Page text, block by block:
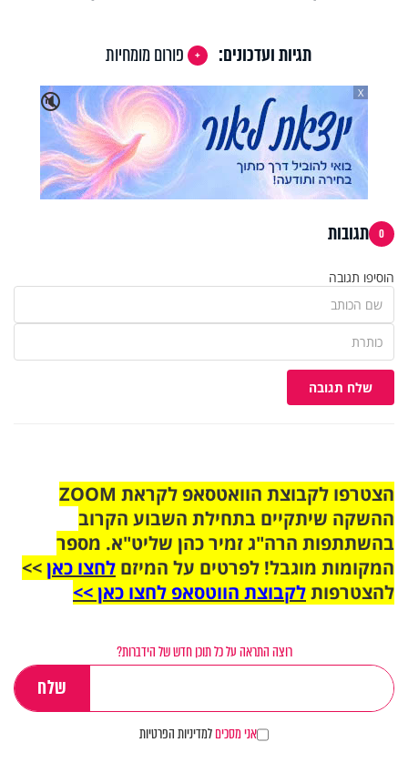
תגיות ועדכונים:
פורום מומחיות
🔇
X
0 תגובות
הוסיפו תגובה
שלח תגובה
הצטרפו לקבוצת הוואטסאפ לקראת ZOOM
ההשקה שיתקיים בתחילת השבוע הקרוב
בהשתתפות הרה"ג זמיר כהן שליט"א. מספר
המקומות מוגבל! לפרטים על המיזם לחצו כאן>>
להצטרפותלקבוצת הווטסאפ לחצו כאן >>
רוצה התראה על כל תוכן חדש של הידברות?
אני מסכיםלמדיניות הפרטיות